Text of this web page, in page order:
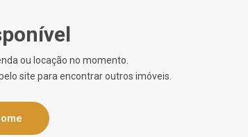
ou locação no momento.
site para encontrar outros imóveis.